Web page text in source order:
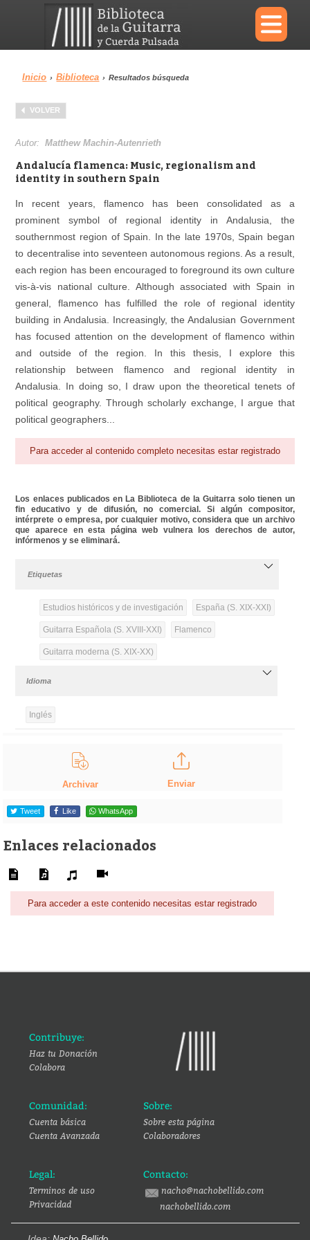
×
Menu
Biblioteca
Área personal
Inicio › Biblioteca › Resultados búsqueda
VOLVER
Autor:Matthew Machin-Autenrieth
Andalucía flamenca: Music, regionalism and
identity in southern Spain
In recent years, flamenco has been consolidated as a
prominent symbol of regional identity in Andalusia, the
southernmost region of Spain. In the late 1970s, Spain began
to decentralise into seventeen autonomous regions. As a result,
each region has been encouraged to foreground its own culture
vis-à-vis national culture. Although associated with Spain in
general, flamenco has fulfilled the role of regional identity
building in Andalusia. Increasingly, the Andalusian Government
has focused attention on the development of flamenco within
and outside of the region. In this thesis, I explore this
relationship between flamenco and regional identity in
Andalusia. In doing so, I draw upon the theoretical tenets of
political geography. Through scholarly exchange, I argue that
political geographers...
Para acceder al contenido completo necesitas estar registrado
Los enlaces publicados en La Biblioteca de la Guitarra solo tienen un
fin educativo y de difusión, no comercial. Si algún compositor,
intérprete o empresa, por cualquier motivo, considera que un archivo
que aparece en esta página web vulnera los derechos de autor,
infórmenos y se eliminará.
Etiquetas
Estudios históricos y de investigación España (S. XIX-XXI)
Guitarra Española (S. XVIII-XXI) Flamenco
Guitarra moderna (S. XIX-XX)
Idioma
Inglés
Archivar Enviar
Tweet Like WhatsApp
Enlaces relacionados
Para acceder a este contenido necesitas estar registrado
Contribuye:
Haz tu Donación
Colabora
Comunidad:
Cuenta básica
Cuenta Avanzada
Sobre:
Sobre esta página
Colaboradores
Legal:
Terminos de uso
Privacidad
Contacto:
nacho@nachobellido.com
nachobellido.com